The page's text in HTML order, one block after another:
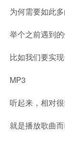
为何需要如此
举个之前遇到的
比如我们要实现
MP3
听起来，相对很
就是播放歌曲